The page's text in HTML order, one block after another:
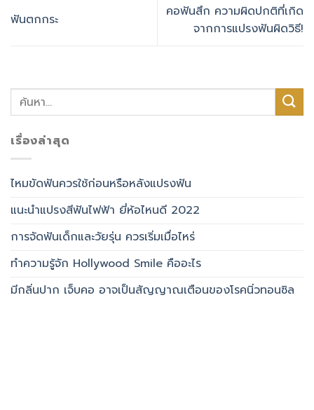
ฟันตกกระ
คอฟันสึก ความผิดปกติที่เกิด
จากการแปรงฟันผิดวิธี!
เรื่องล่าสุด
ไหมขัดฟันควรใช้ก่อนหรือหลังแปรงฟัน
แนะนำแปรงสีฟันไฟฟ้า ยี่ห้อไหนดี 2022
การจัดฟันเด็กและวัยรุ่น ควรเริ่มเมื่อไหร่
ทำความรู้จัก Hollywood Smile คืออะไร
มีกลิ่นปาก เจ็บคอ อาจเป็นสัญญาณเตือนของโรคนิ่วทอนซิล